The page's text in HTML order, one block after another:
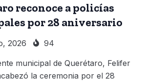
reconoce a policías
por 28 aniversario
2026 94
municipal de Querétaro, Felifer
la ceremonia por el 28